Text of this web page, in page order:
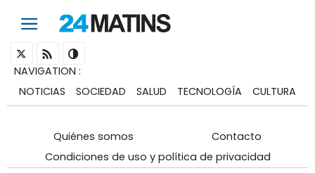
NAVIGATION :
NOTICIAS
SOCIEDAD SALUD TECNOLOGÍA CULTURA
Quiénes somos
Contacto
Condiciones de uso y política de privacidad